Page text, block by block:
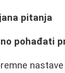
pitanja
pohađati